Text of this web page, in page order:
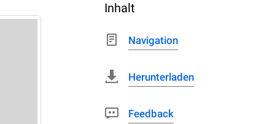
Inhalt
Navigation
Herunterladen
Feedback